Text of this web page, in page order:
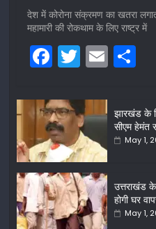
देश में कोरोना संक्रमण का खतरा
महामारी की रोकथाम के लिए राष्ट्र में
F
c
e
b
o
o
k
T
itt
er
E
e
झारखंड के
सीएम हेमंत
May 1,
उत्तराखंड
होगी घर
May 1,